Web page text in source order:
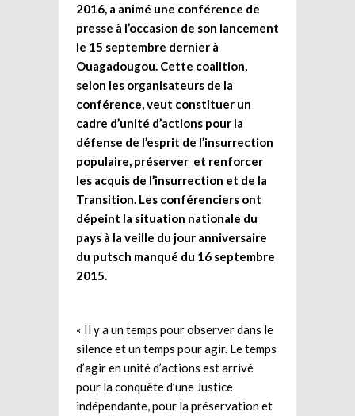
2016, a animé une conférence de
presse à l’occasion de son lancement
le 15 septembre dernier à
Ouagadougou. Cette coalition,
selon les organisateurs de la
conférence, veut constituer un
cadre d’unité d’actions pour la
défense de l’esprit de l’insurrection
populaire, préserver et renforcer
les acquis de l’insurrection et de la
Transition. Les conférenciers ont
dépeint la situation nationale du
pays à la veille du jour anniversaire
du putsch manqué du 16 septembre
2015.
« Il y a un temps pour observer dans le
silence et un temps pour agir. Le temps
d’agir en unité d’actions est arrivé
pour la conquête d’une Justice
indépendante, pour la préservation et